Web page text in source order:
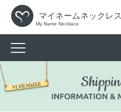
マイネームネックレス
My Name Necklace